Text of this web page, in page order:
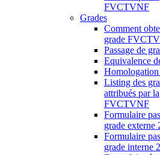
FVCTVNF
Grades
Comment
grade
Passage de
Equivalence
Homologation
Listing des
attribués par la
FVCTVNF
Formulaire
grade externe
Formulaire
grade interne